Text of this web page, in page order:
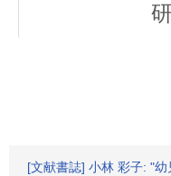
[文献書誌] 小林 彩子: "